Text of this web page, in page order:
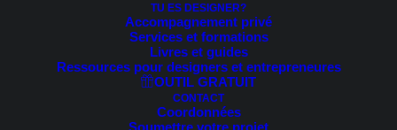
TU ES DESIGNER?
Accompagnement privé
Services et formations
Livres et guides
Ressources pour designers et entrepreneures
OUTIL GRATUIT
CONTACT
Coordonnées
Soumettre votre projet